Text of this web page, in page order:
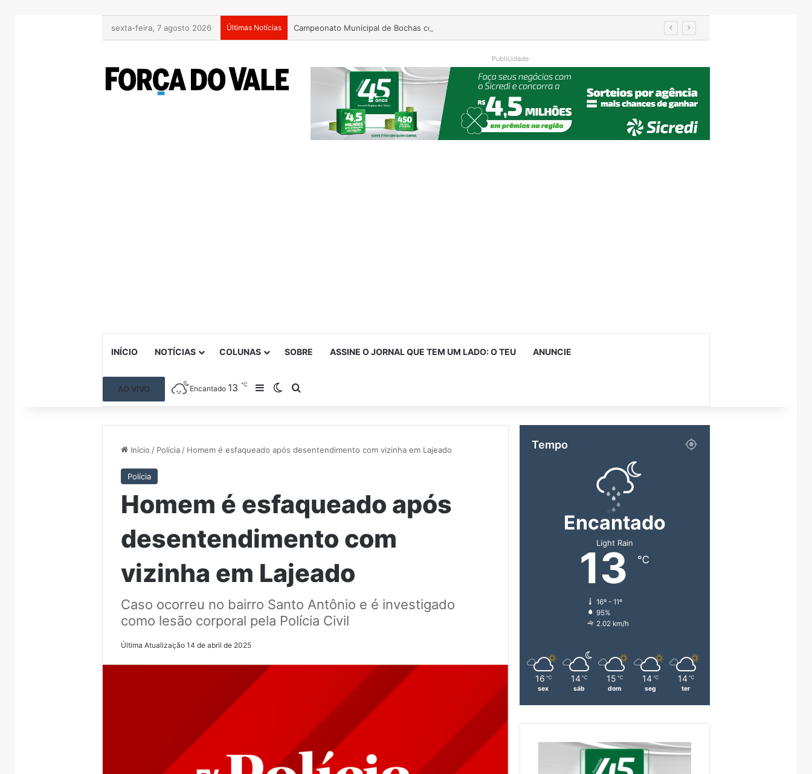
sexta-feira, 7 agosto 2026 Últimas Notícias Campeonato Municipal de Bochas começa neste fim de semana em Encantado
Publicidade
INÍCIO NOTÍCIAS COLUNAS SOBRE ASSINE O JORNAL QUE TEM UM LADO: O TEU ANUNCIE
AO VIVO Encantado 13℃ Barra Lateral
Switch skin
Início / Polícia / Homem é esfaqueado após desentendimento com vizinha em Lajeado
Polícia
Homem é esfaqueado após
desentendimento com
vizinha em Lajeado
Caso ocorreu no bairro Santo Antônio e é investigado
como lesão corporal pela Polícia Civil
Última Atualização 14 de abril de 2025
Tempo
Encantado
Light Rain
13 ℃
16º - 11º
95%
2.02 km/h
16 ℃
sex
14 ℃
sáb
15 ℃
dom
14 ℃
seg
14 ℃
ter